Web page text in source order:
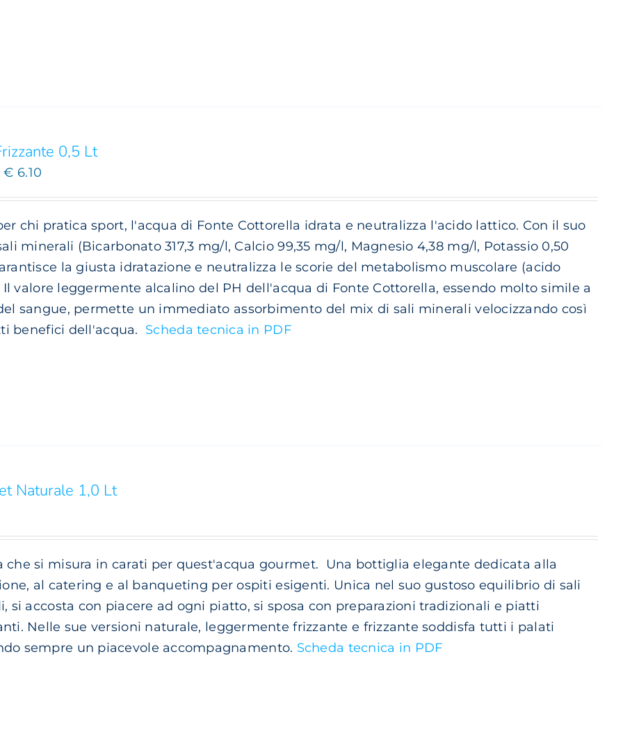
0,5 Lt
€ 6.10
da
€ 3.20
a
€ 6.10
chi pratica sport, l'acqua di Fonte Cottorella idrata e neutralizza l'acido lattico. Con il suo
minerali (Bicarbonato 317,3 mg/l, Calcio 99,35 mg/l, Magnesio 4,38 mg/l, Potassio 0,50
la giusta idratazione e neutralizza le scorie del metabolismo muscolare (acido
Il valore leggermente alcalino del PH dell'acqua di Fonte Cottorella, essendo molto simile a
sangue, permette un immediato assorbimento del mix di sali minerali velocizzando così
benefici dell'acqua. Scheda tecnica in PDF
Naturale 1,0 Lt
che si misura in carati per quest'acqua gourmet.
Una bottiglia elegante dedicata alla
al catering e al banqueting per ospiti esigenti. Unica nel suo gustoso equilibrio di sali
si accosta con piacere ad ogni piatto, si sposa con preparazioni tradizionali e piatti
Nelle sue versioni naturale, leggermente frizzante e frizzante soddisfa tutti i palati
sempre un piacevole accompagnamento. Scheda tecnica in PDF